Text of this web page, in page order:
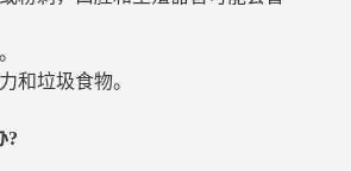
和垃圾食物。
?